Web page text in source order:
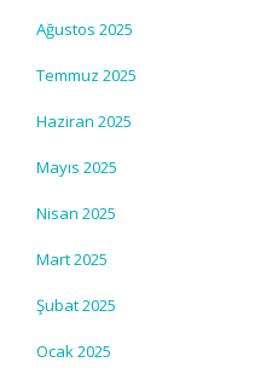
Ağustos 2025
Temmuz 2025
Haziran 2025
Mayıs 2025
Nisan 2025
Mart 2025
Şubat 2025
Ocak 2025